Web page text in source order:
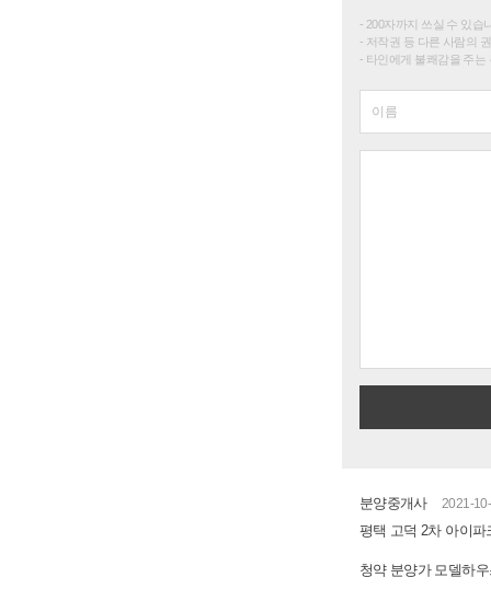
200자까지 쓰실 수 있습
저작권 등 다른 사람의
타인에게 불쾌감을 주는
분양중개사 2021-
평택 고덕 2차 아이
청약 분양가 모델하